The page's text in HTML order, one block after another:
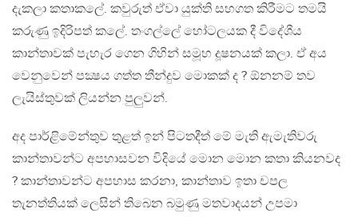
දැකලා කතාකලේ. කවුරුත් ඒවා යුක්ති සහගත කිරීමට තමයි
කරුණු ඉදිරිපත් කලේ. තංගල්ලේ හෝටලයක දී විදේශීය
කාන්තාවක් පැහැර ගෙන ගිහින් සමූහ දූෂනයක් කලා. ඒ අය
වෙනුවෙන් පක්‍ෂය ගත්ත තීන්දුව මොකක් ද ? ඕනනම් තව
ලැයිස්තුවක් ලියන්න පුලුවන්.
අද පාර්ළිමේන්තුව තුළත් ඉන් පිටතදීත් මේ මැති ඇමැතිවරු
කාන්තාවන්ට අපහාසවන විදියේ මොන මොන කතා කියනවද
? කාන්තාවන්ට අපහාස කරනා, කාන්තාව ඉතා චපල
තැනත්තියක් ලෙසින් තිබෙන බමුණු මතවාදයන් උපමා